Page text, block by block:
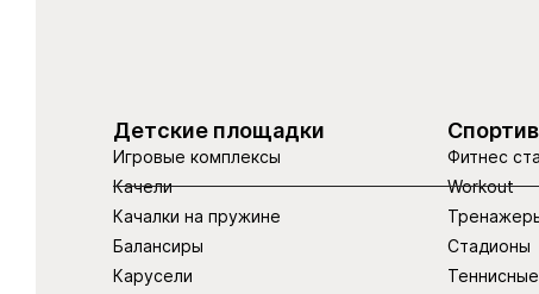
Детские площадки
Игровые комплексы
Качели
Качалки на пружине
Балансиры
Карусели
Фитнес
Workout
Стадионы